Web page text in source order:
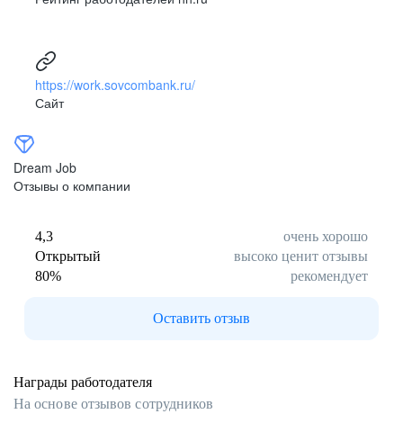
https://work.sovcombank.ru/
Сайт
Dream Job
Отзывы о компании
4,3
очень хорошо
Открытый
высоко ценит отзывы
80% рекомендует
Оставить отзыв
Награды работодателя
На основе отзывов сотрудников